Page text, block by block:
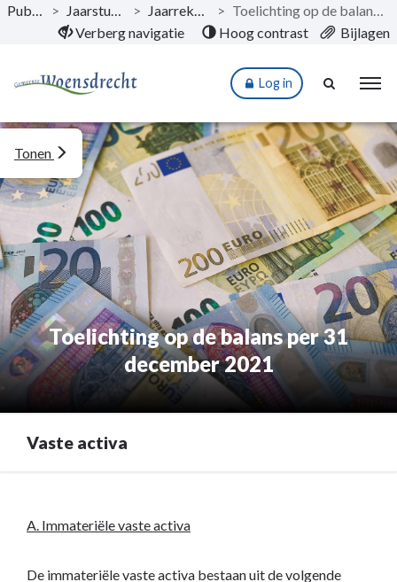
Naar hoofdinhoud
Publicaties > Jaarstukken 2021 > Jaarrekening 2021 >
Toelichting op de balans per 31 december 2021
Verberg navigatie
Hoog contrast Bijlagen
Log in
Toelichting op de balans per 31
december 2021
Tonen
Vaste activa
A. Immateriële vaste activa
De immateriële vaste activa bestaan uit de volgende